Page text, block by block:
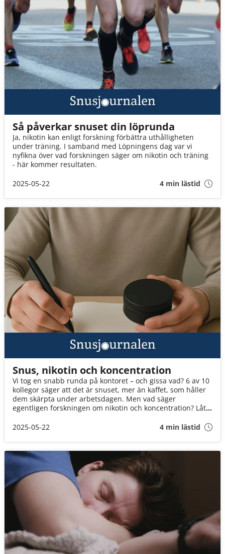
Så påverkar snuset din löprunda
Ja, nikotin kan enligt forskning förbättra uthålligheten
under träning. I samband med Löpningens dag var vi
nyfikna över vad forskningen säger om nikotin och träning
- här kommer resultaten.
2025-05-22
4 min lästid
Snus, nikotin och koncentration
Vi tog en snabb runda på kontoret – och gissa vad? 6 av 10
kollegor säger att det är snuset, mer än kaffet, som håller
dem skärpta under arbetsdagen. Men vad säger
egentligen forskningen om nikotin och koncentration? Låt
2025-05-22
4 min lästid